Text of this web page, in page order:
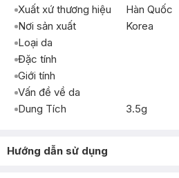
Xuất xứ thương hiệu
Hàn Quốc
Nơi sản xuất
Korea
Loại da
Đặc tính
Giới tính
Vấn đề về da
Dung Tích
3.5g
Hướng dẫn sử dụng